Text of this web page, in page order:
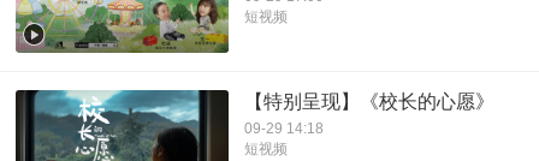
短视频
【特别呈现】《校长的心愿》
09-29 14:18
短视频